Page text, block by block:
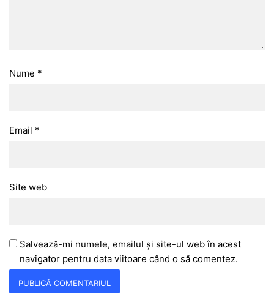
Nume *
Email *
Site web
Salvează-mi numele, emailul și site-ul web în acest
navigator pentru data viitoare când o să comentez.